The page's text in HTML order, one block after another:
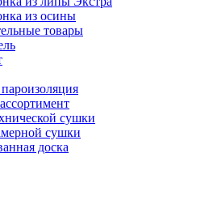
из осины
товары
сушки
сушки
доска